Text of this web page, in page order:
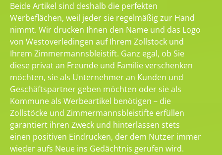
Beide Artikel sind deshalb die perfekten
Werbeflächen, weil jeder sie regelmäßig zur Hand
nimmt. Wir drucken Ihnen den Name und das Logo
von Westoverledingen auf Ihrem Zollstock und
Ihrem Zimmermannsbleistift. Ganz egal, ob Sie
diese privat an Freunde und Familie verschenken
möchten, sie als Unternehmer an Kunden und
Geschäftspartner geben möchten oder sie als
Kommune als Werbeartikel benötigen – die
Zollstöcke und Zimmermannsbleistifte erfüllen
garantiert ihren Zweck und hinterlassen stets
einen positiven Eindrucken, der dem Nutzer immer
wieder aufs Neue ins Gedächtnis gerufen wird.